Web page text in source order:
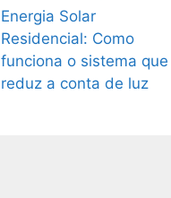
Energia Solar
Residencial: Como
funciona o sistema que
reduz a conta de luz